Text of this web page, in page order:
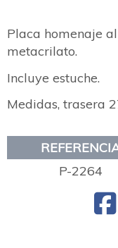
Placa homenaje
metacrilato.
Incluye estuche.
Medidas, trasera
P-2264